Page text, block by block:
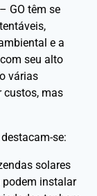
GO têm se
e a
seu alto
várias
custos, mas
se:
solares
podem instalar